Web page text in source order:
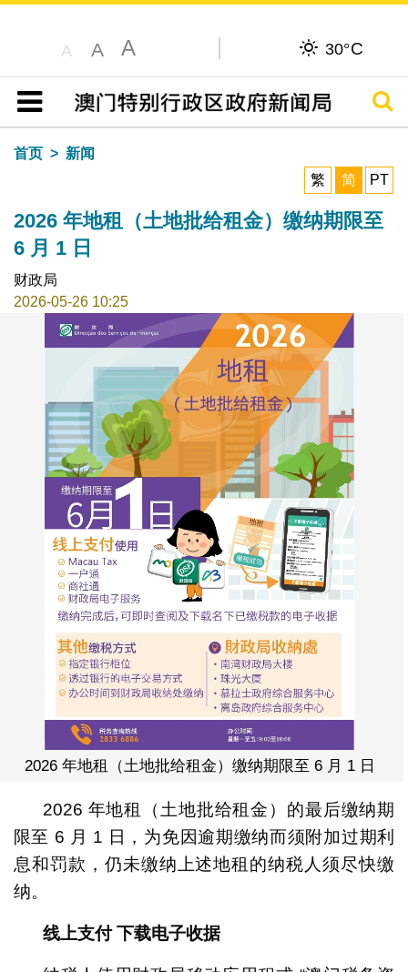
A A A 30°C
目录
搜寻
首页
新闻
繁
简 PT
2026 年地租（土地批给租金）缴纳期限至
6 月 1 日
财政局
2026-05-26 10:25
2026 年地租（土地批给租金）缴纳期限至 6 月 1 日
2026 年地租（土地批给租金）的最后缴纳期
限至 6 月 1 日，为免因逾期缴纳而须附加过期利
息和罚款，仍未缴纳上述地租的纳税人须尽快缴
纳。
线上支付 下载电子收据